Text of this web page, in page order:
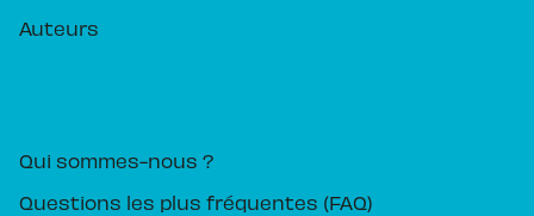
Auteurs
Qui sommes-nous ?
Questions les plus fréquentes (FAQ)